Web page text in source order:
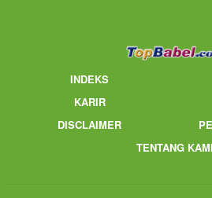
INDEKS
KARIR
DISCLAIMER
TENTANG KAMI